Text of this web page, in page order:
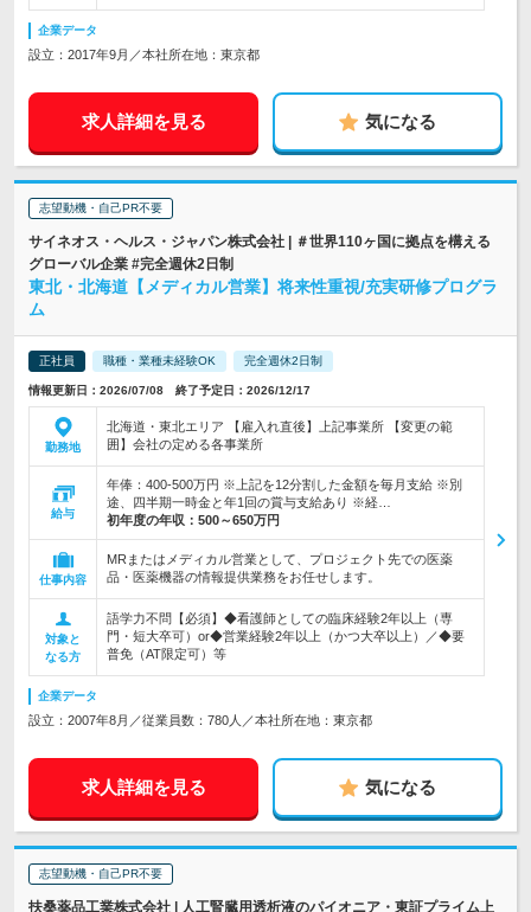
企業データ
設立：2017年9月／本社所在地：東京都
求人詳細を見る 気になる
志望動機・自己PR不要
サイネオス・ヘルス・ジャパン株式会社 | ＃世界110ヶ国に拠点を構える
グローバル企業 #完全週休2日制
東北・北海道【メディカル営業】将来性重視/充実研修プログラ
ム
正社員 職種・業種未経験OK 完全週休2日制
情報更新日：2026/07/08 終了予定日：2026/12/17
勤務地
北海道・東北エリア 【雇入れ直後】上記事業所 【変更の範
囲】会社の定める各事業所
給与
年俸：400-500万円 ※上記を12分割した金額を毎月支給 ※別
途、四半期一時金と年1回の賞与支給あり ※経…
初年度の年収： 500～650万円
仕事内容
MRまたはメディカル営業として、プロジェクト先での医薬
品・医薬機器の情報提供業務をお任せします。
対象と
なる方
語学力不問【必須】◆看護師としての臨床経験2年以上（専
門・短大卒可）or◆営業経験2年以上（かつ大卒以上）／◆要
普免（AT限定可）等
企業データ
設立：2007年8月／従業員数：780人／本社所在地：東京都
求人詳細を見る 気になる
志望動機・自己PR不要
扶桑薬品工業株式会社 | 人工腎臓用透析液のパイオニア・東証プライム上